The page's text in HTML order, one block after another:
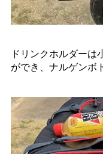
ドリンクホルダーは
ができ、ナルゲンボ